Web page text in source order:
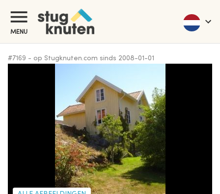
MENU
#7169 - op Stugknuten.com sinds 2008-01-01